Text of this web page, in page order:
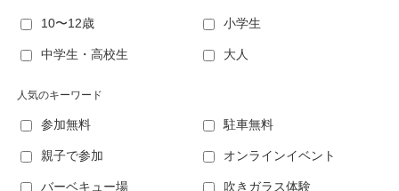
10〜12歳 小学生
中学生・高校生 大人
人気のキーワード
参加無料 駐車無料
親子で参加 オンラインイベント
バーベキュー場 吹きガラス体験